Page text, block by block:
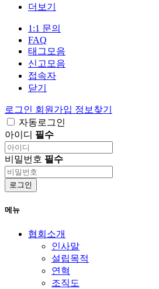
더보기
1:1 문의
FAQ
태그모음
신고모음
접속자
닫기
로그인 회원가입 정보찾기
자동로그인
아이디 필수
비밀번호 필수
로그인
메뉴
협회소개
인사말
설립목적
연혁
조직도